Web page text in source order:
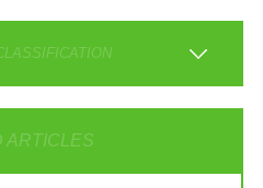
ARTICLES